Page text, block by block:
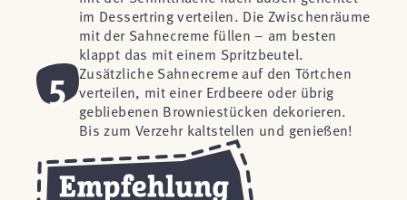
im Dessertring verteilen. Die Zwischenräume
mit der Sahnecreme füllen – am besten
klappt das mit einem Spritzbeutel.
5
Zusätzliche Sahnecreme auf den Törtchen
verteilen, mit einer Erdbeere oder übrig
gebliebenen Browniestücken dekorieren.
Bis zum Verzehr kaltstellen und genießen!